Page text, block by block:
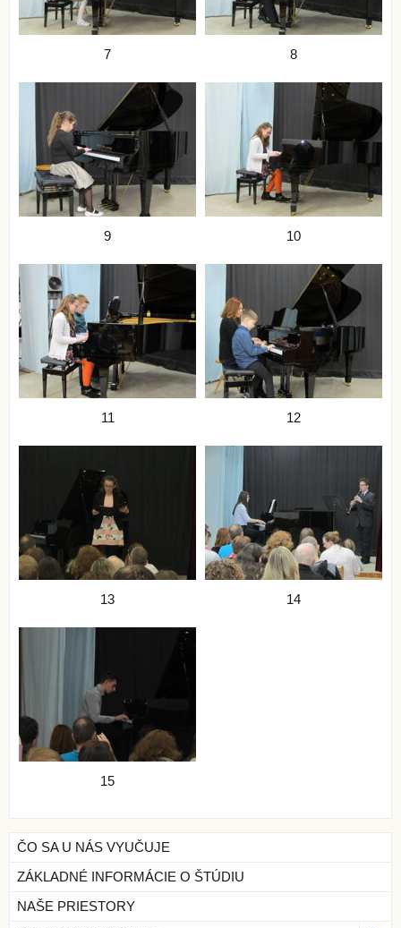
7 8
9 10
11 12
13 14
15
ČO SA U NÁS VYUČUJE
ZÁKLADNÉ INFORMÁCIE O ŠTÚDIU
NAŠE PRIESTORY